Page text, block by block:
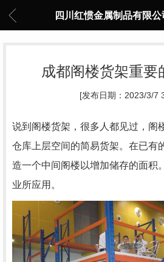
四川红惯金属制品有限公
成都阁楼货架重要
[发布日期：2023/3/7
说到阁楼货架，很多人都见过，阁
仓库上层空间的简易货架。在已有
造一个中间阁楼以增加储存的面积
业所应用。